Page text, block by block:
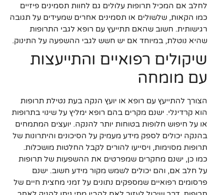
לחלב אם המכיל תרופות עלולים גם לחוות תסמינים פיזיים
כמו הקאות, שלשולים או תסמינים אחרים שמעידים על תגובה
רגישותית. חשוב שהאם תתייעץ עם רופא לגבי התרופות
שהיא נוטלת, במיוחד אם יש חשש לגבי ההשפעה על התינוק.
שיקולים רפואיים והתייעצות
עם מומחה
הצורך להתייעץ עם רופא או יועץ הנקה בעת נטילת תרופות
הוא קרדינלי. ישנם מקרים בהם רופא ימליץ על שינוי בתרופות
או על חיפוש חלופות בטוחות יותר להנקה. יועצים המתמחים
בהנקה יכולים לספק מידע מעמיק על הסיכונים והיתרונות של
תרופות מסוימות, ויסייעו להורים לקבל החלטות מושכלות.
כמו כן, ישנם מחקרים שמפרטים את ההשפעות של תרופות
על חלב אם, והם יכולים לשמש מקור מידע חשוב. ישנם
פרסומים רפואיים שמספקים נתונים על זמני מחצית חיים של